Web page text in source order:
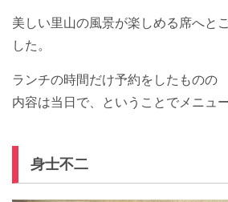
美しい里山の風景が楽しめる席へと
した。
ランチの時間だけ予約をしたものの
内容は当日で、ということでメニュ
身士不二